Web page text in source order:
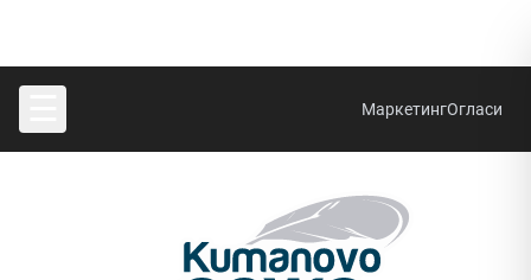
МаркетингОгласи